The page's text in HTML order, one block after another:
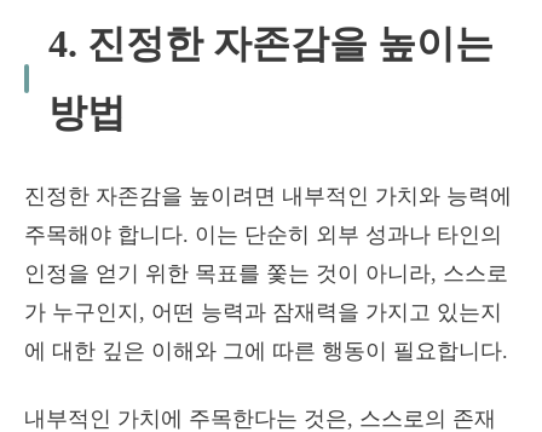
4. 진정한 자존감을 높이는
방법
진정한 자존감을 높이려면 내부적인 가치와 능력에
주목해야 합니다. 이는 단순히 외부 성과나 타인의
인정을 얻기 위한 목표를 쫓는 것이 아니라, 스스로
가 누구인지, 어떤 능력과 잠재력을 가지고 있는지
에 대한 깊은 이해와 그에 따른 행동이 필요합니다.
내부적인 가치에 주목한다는 것은, 스스로의 존재